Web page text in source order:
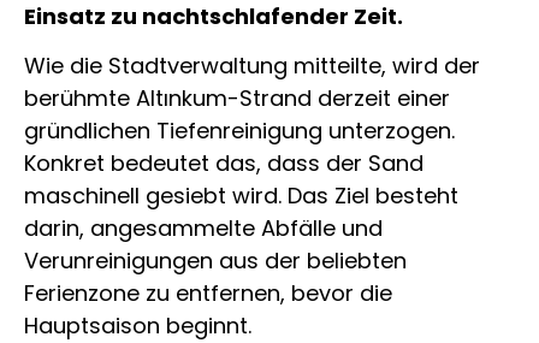
Einsatz zu nachtschlafender Zeit.
Wie die Stadtverwaltung mitteilte, wird der
berühmte Altınkum-Strand derzeit einer
gründlichen Tiefenreinigung unterzogen.
Konkret bedeutet das, dass der Sand
maschinell gesiebt wird. Das Ziel besteht
darin, angesammelte Abfälle und
Verunreinigungen aus der beliebten
Ferienzone zu entfernen, bevor die
Hauptsaison beginnt.